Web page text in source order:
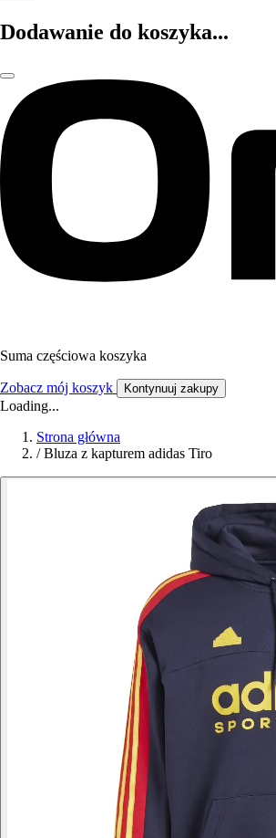
Dodawanie do koszyka...
Suma częściowa koszyka
Zobacz mój koszyk Kontynuuj zakupy
Loading...
Strona główna
/ Bluza z kapturem adidas Tiro